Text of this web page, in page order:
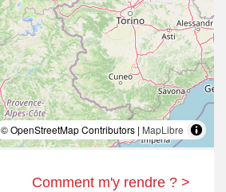
© OpenStreetMap Contributors | MapLibre
Comment m'y rendre ? >